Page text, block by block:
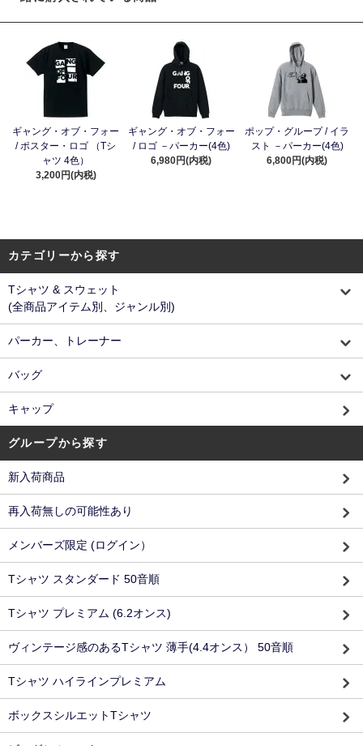
ギャング・オブ・フォー
/ ポスター・ロゴ （Tシ
ャツ 4色）
3,200円(内税)
ギャング・オブ・フォー
/ ロゴ －パーカー(4色)
6,980円(内税)
ポップ・グループ / イラ
スト －パーカー(4色)
6,800円(内税)
カテゴリーから探す
Tシャツ & スウェット
(全商品アイテム別、ジャンル別)
パーカー、トレーナー
バッグ
キャップ
グループから探す
新入荷商品
再入荷無しの可能性あり
メンバーズ限定 (ログイン）
Tシャツ スタンダード 50音順
Tシャツ プレミアム (6.2オンス)
ヴィンテージ感のあるTシャツ 薄手(4.4オンス） 50音順
Tシャツ ハイラインプレミアム
ボックスシルエットTシャツ